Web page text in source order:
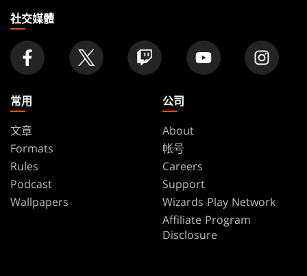
家
社交媒體
常用
文章
Formats
Rules
Podcast
Wallpapers
公司
About
帐号
Careers
Support
Wizards Play Network
Affiliate Program
Disclosure